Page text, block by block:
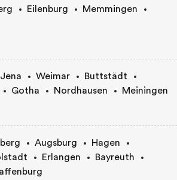
Eilenburg
Memmingen
Jena Weimar
Buttstädt
Gotha Nordhausen Meiningen
Augsburg
Hagen
Erlangen
Bayreuth